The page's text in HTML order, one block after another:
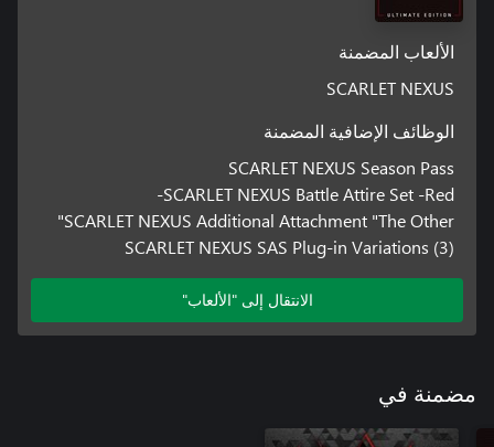
الألعاب المضمنة
SCARLET NEXUS
الوظائف الإضافية المضمنة
SCARLET NEXUS Season Pass
SCARLET NEXUS Battle Attire Set -Red-
SCARLET NEXUS Additional Attachment "The Other"
SCARLET NEXUS SAS Plug-in Variations (3)
الانتقال إلى "الألعاب"
مضمنة في